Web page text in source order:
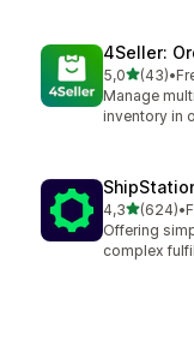
4Seller:
5,0de 5(43)
43 total de
•
Manage
inventory in
4,3de 5(624)
624 total de•
Offering
complex